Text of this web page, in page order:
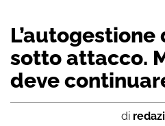
sotto attacco.
deve
di